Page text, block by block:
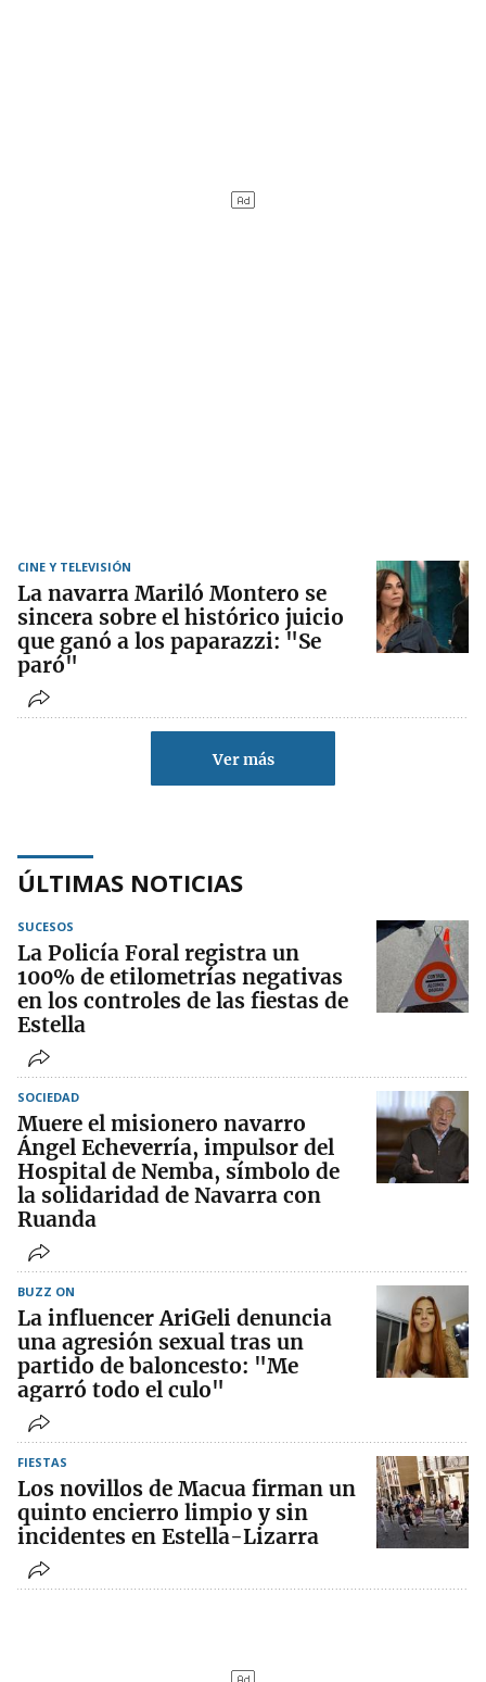
CINE Y TELEVISIÓN
La navarra Mariló Montero se
sincera sobre el histórico juicio
que ganó a los paparazzi: "Se
paró"
Ver más
ÚLTIMAS NOTICIAS
SUCESOS
La Policía Foral registra un
100% de etilometrías negativas
en los controles de las fiestas de
Estella
SOCIEDAD
Muere el misionero navarro
Ángel Echeverría, impulsor del
Hospital de Nemba, símbolo de
la solidaridad de Navarra con
Ruanda
BUZZ ON
La influencer AriGeli denuncia
una agresión sexual tras un
partido de baloncesto: "Me
agarró todo el culo"
FIESTAS
Los novillos de Macua firman un
quinto encierro limpio y sin
incidentes en Estella-Lizarra